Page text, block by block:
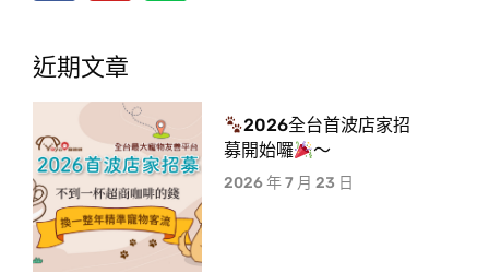
近期文章
2026全台首波店家招
募開始囉
～
2026 年 7 月 23 日